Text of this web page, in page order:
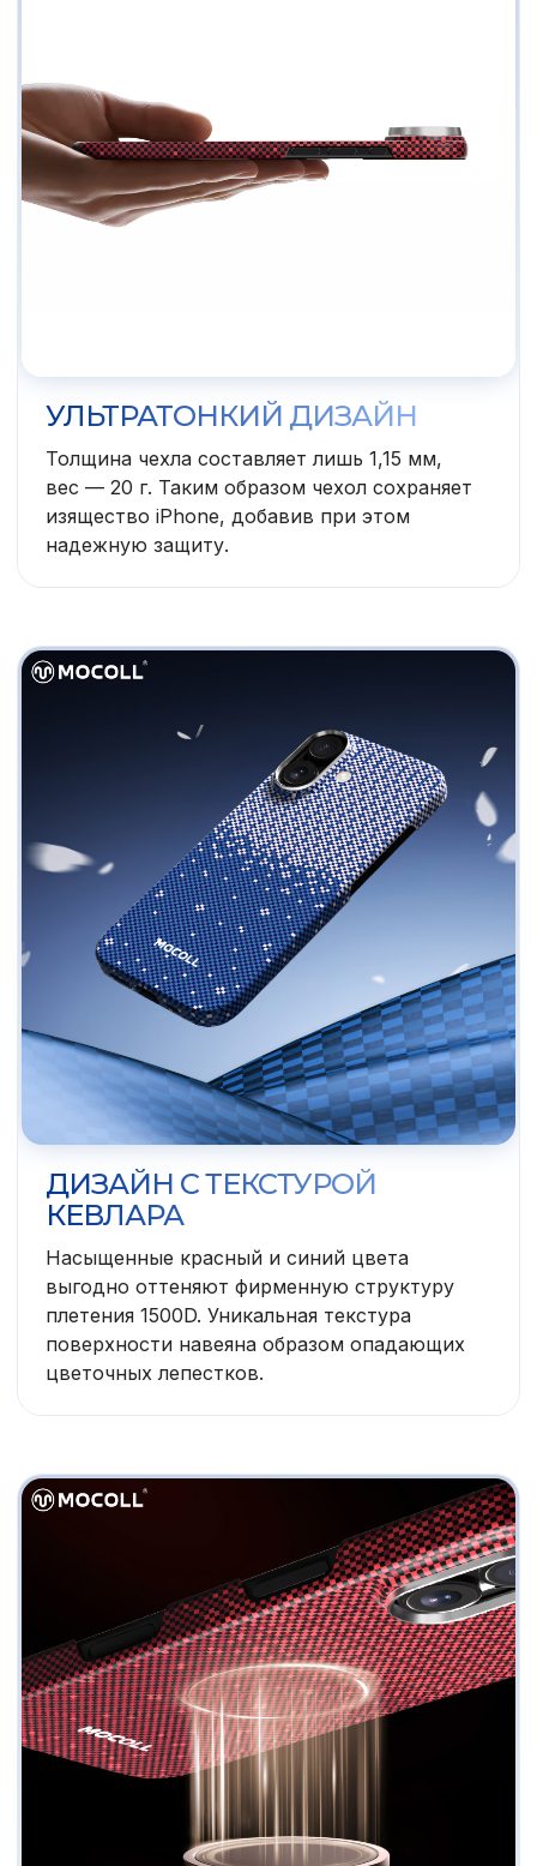
УЛЬТРАТОНКИЙ ДИЗАЙН
Толщина чехла составляет лишь 1,15 мм,
вес — 20 г. Таким образом чехол сохраняет
изящество iPhone, добавив при этом
надежную защиту.
ДИЗАЙН С ТЕКСТУРОЙ
КЕВЛАРА
Насыщенные красный и синий цвета
выгодно оттеняют фирменную структуру
плетения 1500D. Уникальная текстура
поверхности навеяна образом опадающих
цветочных лепестков.